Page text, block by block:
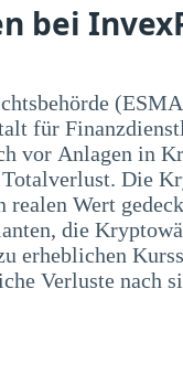
bei
für
vor Anlagen in
Die
realen Wert
die
Verluste nach